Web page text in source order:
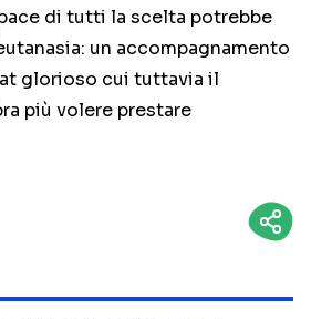
di tutti la scelta potrebbe
un accompagnamento
glorioso cui tuttavia il
più volere prestare